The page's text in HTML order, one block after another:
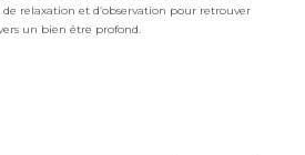
relaxation et d’observation pour retrouver
un bien être profond.